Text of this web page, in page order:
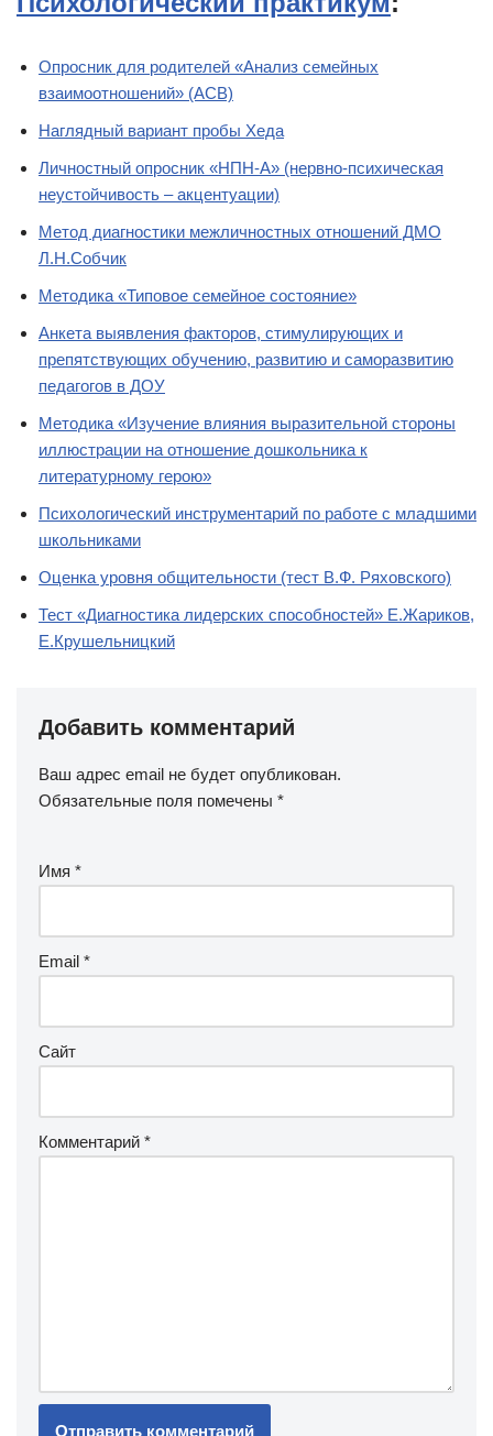
Опросник для родителей «Анализ семейных
взаимоотношений» (АСВ)
Наглядный вариант пробы Хеда
Личностный опросник «НПН-А» (нервно-психическая
неустойчивость – акцентуации)
Метод диагностики межличностных отношений ДМО
Л.Н.Собчик
Методика «Типовое семейное состояние»
Анкета выявления факторов, стимулирующих и
препятствующих обучению, развитию и саморазвитию
педагогов в ДОУ
Методика «Изучение влияния выразительной стороны
иллюстрации на отношение дошкольника к
литературному герою»
Психологический инструментарий по работе с младшими
школьниками
Оценка уровня общительности (тест В.Ф. Ряховского)
Тест «Диагностика лидерских способностей» Е.Жариков,
Е.Крушельницкий
Добавить комментарий
Ваш адрес email не будет опубликован.
Обязательные поля помечены *
Имя *
Email *
Сайт
Комментарий *